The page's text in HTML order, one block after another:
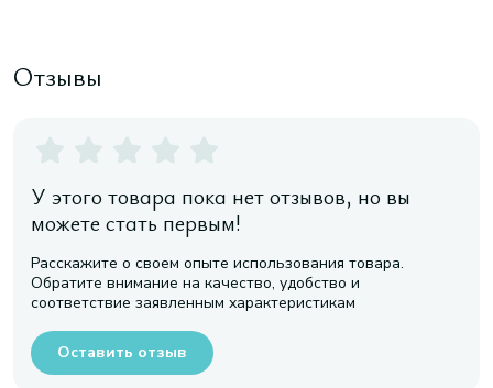
Отзывы
У этого товара пока нет отзывов, но вы
можете стать первым!
Расскажите о своем опыте использования товара.
Обратите внимание на качество, удобство и
соответствие заявленным характеристикам
Оставить отзыв